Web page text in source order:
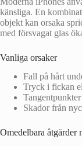
känsliga. En
objekt kan orsaka
med försvagat glas
Vanliga orsaker
Fall på hårt
Tryck i fickan
Skador från
Omedelbara åtgärder